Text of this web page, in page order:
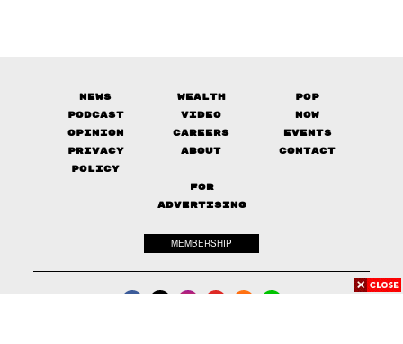
News Wealth
Pop
Podcast
Video
Now
Opinion
Careers
Events
Privacy
Policy
About Contact
FOR
ADVERTISING
MEMBERSHIP